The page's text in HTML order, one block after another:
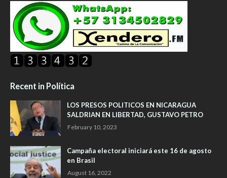
Recent in Política
LOS PRESOS POLITICOS EN NICARAGUA
SALDRIAN EN LIBERTAD, GUSTAVO PETRO
February 10, 2023
Campaña electoral iniciará este 16 de agosto
en Brasil
August 16, 2022